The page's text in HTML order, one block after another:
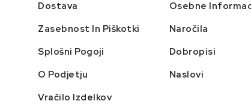
Dostava
Zasebnost In Piškotki
Splošni Pogoji
O Podjetju
Vračilo Izdelkov
Osebne
Naročila
Dobropisi
Naslovi